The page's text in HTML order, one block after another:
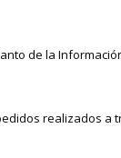
de la
realizados